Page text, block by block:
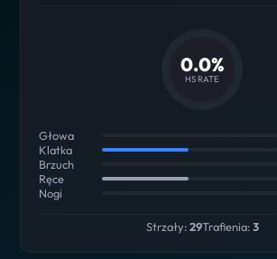
0.0%
HS RATE
Głowa
Klatka
Brzuch
Ręce
Nogi
Strzały:29Trafienia:3